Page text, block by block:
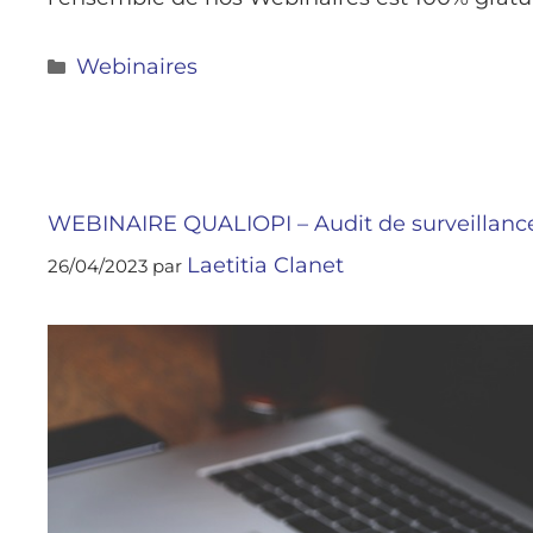
Webinaires
WEBINAIRE QUALIOPI – Audit de
26/04/2023 par Laetitia Clanet